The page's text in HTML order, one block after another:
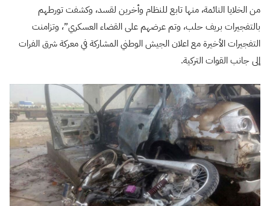
من الخلايا النائمة، منها تابع للنظام وأخرين لقسد، وكشفت تورطهم
بالتفجيرات بريف حلب، وتم عرضهم على القضاء العسكري”، وتزامنت
التفجيرات الأخيرة مع اعلان الجيش الوطني المشاركة في معركة شرق الفرات
إلى جانب القوات التركية.